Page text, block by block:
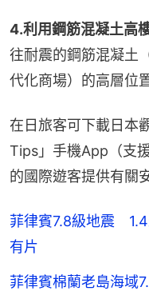
4.利用鋼筋混凝土高
往耐震的鋼筋混凝土
代化商場）的高層位
在日旅客可下載日本
Tips」手機App（支
的國際遊客提供有關
菲律賓7.8級地震 1.4
有片
菲律賓棉蘭老島海域